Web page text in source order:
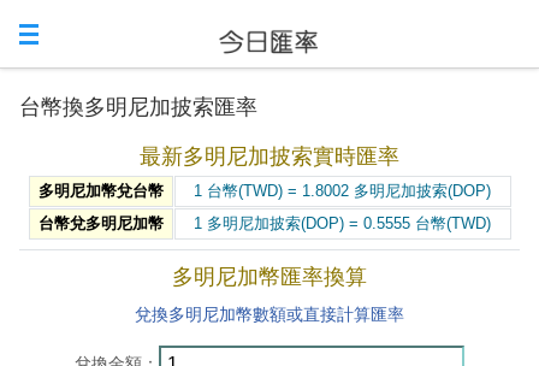
台幣換多明尼加披索匯率
最新多明尼加披索實時匯率
多明尼加幣兌台幣
1 台幣(TWD) = 1.8002 多明尼加披索(DOP)
台幣兌多明尼加幣
1 多明尼加披索(DOP) = 0.5555 台幣(TWD)
多明尼加幣匯率換算
兌換多明尼加幣數額或直接計算匯率